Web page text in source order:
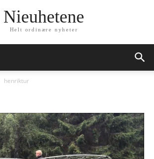
Nieuhetene
Helt ordinære nyheter
henriktur